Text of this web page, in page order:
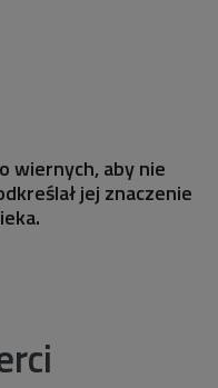
wiernych, aby nie
jej znaczenie